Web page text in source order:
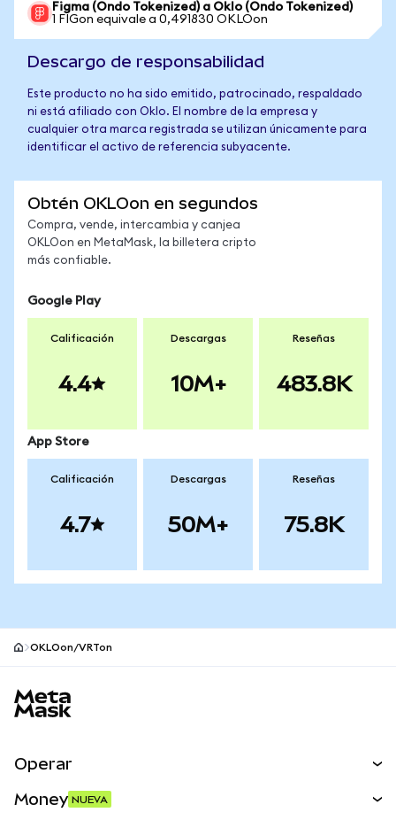
Figma (Ondo Tokenized) a Oklo (Ondo Tokenized)
1 FIGon equivale a 0,491830 OKLOon
Descargo de responsabilidad
Este producto no ha sido emitido, patrocinado, respaldado
ni está afiliado con Oklo. El nombre de la empresa y
cualquier otra marca registrada se utilizan únicamente para
identificar el activo de referencia subyacente.
Obtén OKLOon en segundos
Compra, vende, intercambia y canjea
OKLOon en MetaMask, la billetera cripto
más confiable.
Google Play
Calificación
4.4
Descargas
10M+
Reseñas
483.8K
App Store
Calificación
4.7
Descargas
50M+
Reseñas
75.8K
OKLOon/VRTon
Operar
Money NUEVA